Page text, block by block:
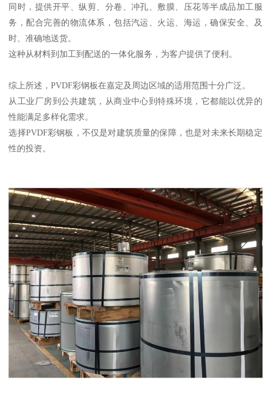
同时，提供开平、纵剪、分卷、冲孔、敷膜、压花等半成品加工服
务，配合完善的物流体系，包括汽运、火运、海运，确保安全、及
时、准确地送货。
这种从材料到加工到配送的一体化服务，为客户提供了便利。
综上所述，PVDF彩钢板在嘉定及周边区域的适用范围十分广泛。
从工业厂房到公共建筑，从商业中心到特殊环境，它都能以优异的
性能满足多样化需求。
选择PVDF彩钢板，不仅是对建筑质量的保障，也是对未来长期稳定
性的投资。